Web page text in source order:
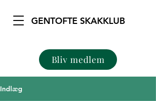
GENTOFTE SKAKKLUB
Bliv medlem
Indlæg